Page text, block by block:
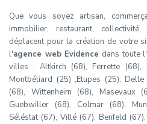
Que vous soyez artisan,
immobilier, restaurant,
déplacent pour la création de votre
l'agence web Evidence dans toute
villes : Altkirch (68), Ferrette (68),
Montbéliard (25) ,Etupes (25),
(68), Wittenheim (68), Masevaux
Guebwiller (68), Colmar (68),
Séléstat (67), Villé (67), Benfeld